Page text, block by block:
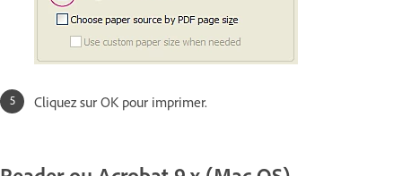
Cliquez sur OK pour imprimer.